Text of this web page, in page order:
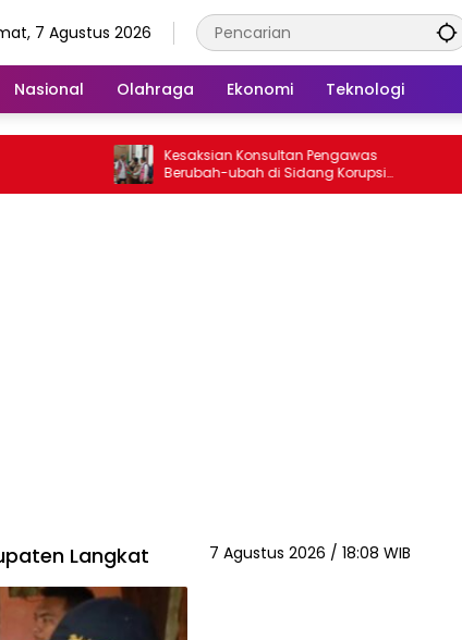
7 Agustus 2026
Nasional Olahraga Ekonomi Teknologi
Kesaksian Konsultan Pengawas
Berubah-ubah di Sidang Korupsi
Waterfront City Samosir
Langkat 7 Agustus 2026 / 18:08 WIB